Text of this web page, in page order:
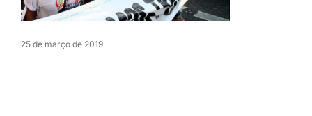
EVENTOS
25 de março de 2019